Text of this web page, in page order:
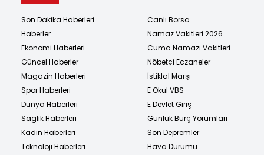
Son Dakika Haberleri
Haberler
Ekonomi Haberleri
Güncel Haberler
Magazin Haberleri
Spor Haberleri
Dünya Haberleri
Sağlık Haberleri
Kadın Haberleri
Teknoloji Haberleri
Canlı Borsa
Namaz Vakitleri 2026
Cuma Namazı Vakitleri
Nöbetçi Eczaneler
İstiklal Marşı
E Okul VBS
E Devlet Giriş
Günlük Burç Yorumları
Son Depremler
Hava Durumu